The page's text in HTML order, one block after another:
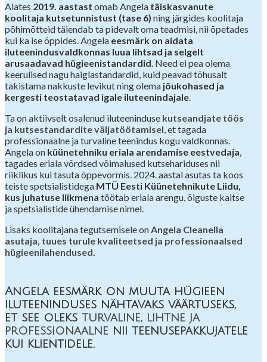
Alates 2019. aastast omab Angela täiskasvanute
koolitaja kutsetunnistust (tase 6) ning järgides koolitaja
põhimõtteid täiendab ta pidevalt oma teadmisi, nii õpetades
kui ka ise õppides. Angela eesmärk on aidata
iluteenindusvaldkonnas luua lihtsad ja selgelt
arusaadavad hügieenistandardid. Need ei pea olema
keerulised nagu haiglastandardid, kuid peavad tõhusalt
takistama nakkuste levikut ning olema jõukohased ja
kergesti teostatavad igale iluteenindajale.
Ta on aktiivselt osalenud iluteeninduse kutseandjate töös
ja kutsestandardite väljatöötamisel, et tagada
professionaalne ja turvaline teenindus kogu valdkonnas.
Angela on küünetehniku eriala arendamise eestvedaja,
tagades eriala võrdsed võimalused kutsehariduses nii
riiklikus kui tasuta õppevormis. 2024. aastal asutas ta koos
teiste spetsialistidega MTÜ Eesti Küünetehnikute Liidu,
kus juhatuse liikmena töötab eriala arengu, õiguste kaitse
ja spetsialistide ühendamise nimel.
Lisaks koolitajana tegutsemisele onAngela Cleanella
asutaja, tuues turule kvaliteetsed ja professionaalsed
hügieenilahendused.
Angela eesmärk on muuta hügieen
iluteeninduses nähtavaks väärtuseks,
et see oleks turvaline, lihtne ja
professionaalne nii teenusepakkujatele
kui klientidele.